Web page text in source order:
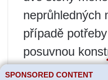
neprůhledných
případě
posuvnou
vám umožní
SPONSORED CONTENT